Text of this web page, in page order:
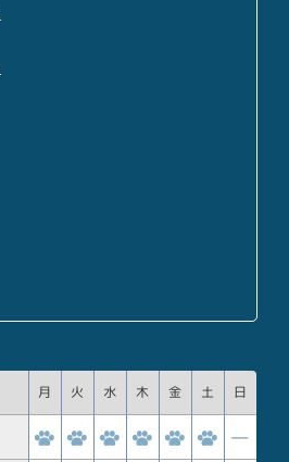
月 火 水 木 金 土 日